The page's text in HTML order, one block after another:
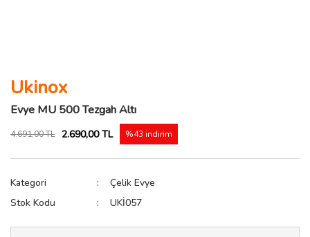
Ukinox
Evye MU 500 Tezgah Altı
4.691,00 TL 2.690,00 TL %43 indirim
Kategori
Çelik Evye
Stok Kodu
UKİ057